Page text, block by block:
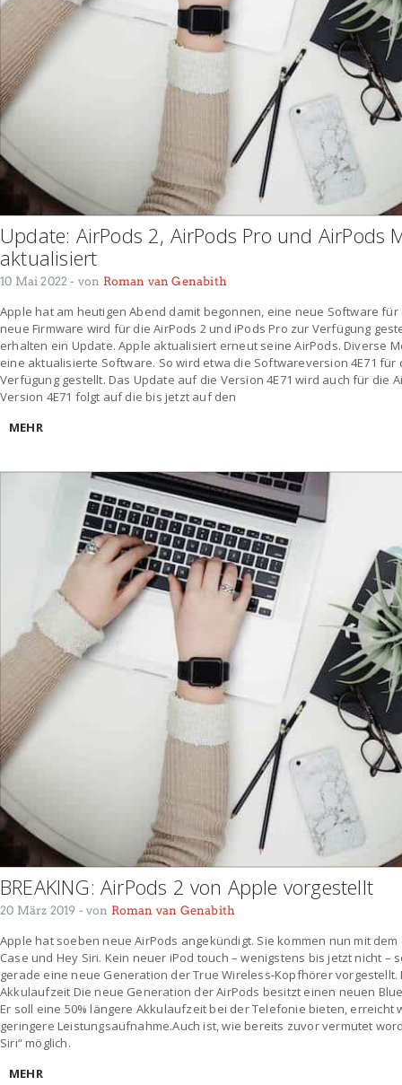
Update: AirPods 2, AirPods Pro und AirPods
aktualisiert
10 Mai 2022 - von Roman van Genabith
Apple hat am heutigen Abend damit begonnen, eine neue Software
neue Firmware wird für die AirPods 2 und iPods Pro zur Verfügung
erhalten ein Update. Apple aktualisiert erneut seine AirPods. Diverse
eine aktualisierte Software. So wird etwa die Softwareversion 4E71 für
Verfügung gestellt. Das Update auf die Version 4E71 wird auch für die
Version 4E71 folgt auf die bis jetzt auf den
MEHR
BREAKING: AirPods 2 von Apple vorgestellt
20 März 2019 - von Roman van Genabith
Apple hat soeben neue AirPods angekündigt. Sie kommen nun mit
Case und Hey Siri. Kein neuer iPod touch – wenigstens bis jetzt nicht –
gerade eine neue Generation der True Wireless-Kopfhörer vorgestellt.
Akkulaufzeit Die neue Generation der AirPods besitzt einen neuen
Er soll eine 50% längere Akkulaufzeit bei der Telefonie bieten, erreicht
geringere Leistungsaufnahme.Auch ist, wie bereits zuvor vermutet
Siri“ möglich.
MEHR